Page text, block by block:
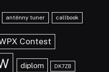
anténny tuner callbook
Contest
diplom DK7ZB